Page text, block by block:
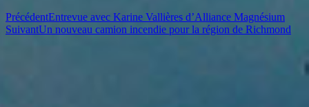
PrécédentEntrevue avec Karine Vallières d’Alliance Magnésium
SuivantUn nouveau camion incendie pour la région de Richmond